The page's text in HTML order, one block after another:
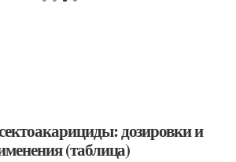
дозировки и
(таблица)